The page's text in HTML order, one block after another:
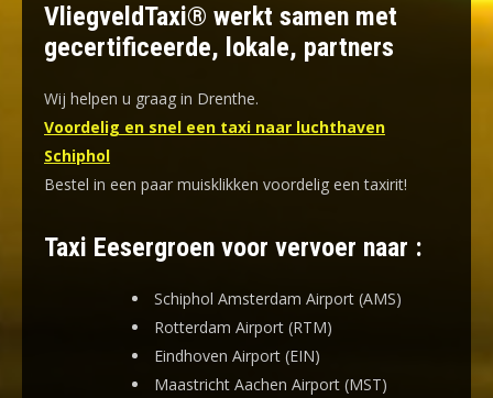
VliegveldTaxi® werkt samen met
gecertificeerde, lokale, partners
Wij helpen u graag in Drenthe.
Voordelig en snel een taxi naar luchthaven
Schiphol
Bestel in een paar muisklikken voordelig een taxirit!
Taxi Eesergroen voor vervoer naar :
Schiphol Amsterdam Airport (AMS)
Rotterdam Airport (RTM)
Eindhoven Airport (EIN)
Maastricht Aachen Airport (MST)